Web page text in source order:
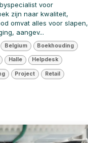
voor
zijn naar kwaliteit,
omvat alles voor slapen,
aangev...
Belgium Boekhouding
Halle Helpdesk
Project Retail